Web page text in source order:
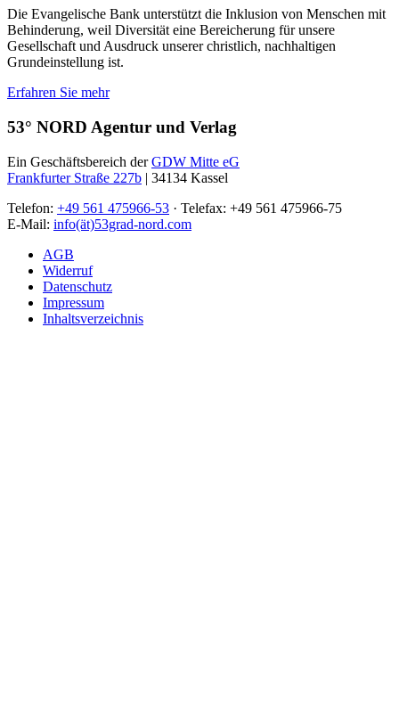
Die Evangelische Bank unterstützt die Inklusion von Menschen mit
Behinderung, weil Diversität eine Bereicherung für unsere
Gesellschaft und Ausdruck unserer christlich, nachhaltigen
Grundeinstellung ist.
Erfahren Sie mehr
53° NORD Agentur und Verlag
Ein Geschäftsbereich derGDW Mitte eG
Frankfurter Straße 227b | 34134 Kassel
Telefon: +49 561 475966-53 · Telefax: +49 561 475966-75
E-Mail: info(ät)53grad-nord.com
AGB
Widerruf
Datenschutz
Impressum
Inhaltsverzeichnis